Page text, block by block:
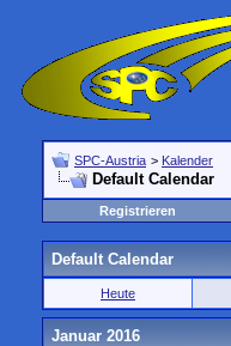
SPC-Austria > Kalender
Default Calendar
Registrieren
Default Calendar
Heute
Januar 2016